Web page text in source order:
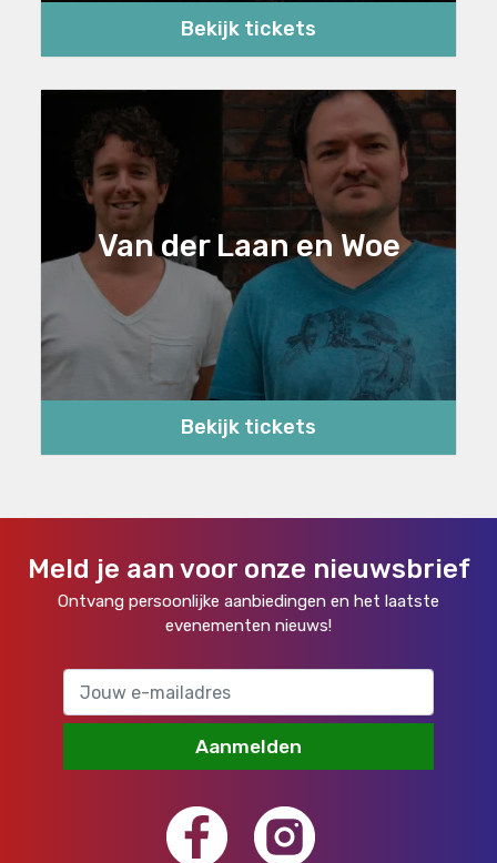
Bekijk tickets
Van der Laan en Woe
Bekijk tickets
Meld je aan voor onze nieuwsbrief
Ontvang persoonlijke aanbiedingen en het laatste
evenementen nieuws!
Aanmelden